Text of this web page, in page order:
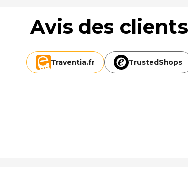
Avis des clients
Traventia.fr TrustedShops